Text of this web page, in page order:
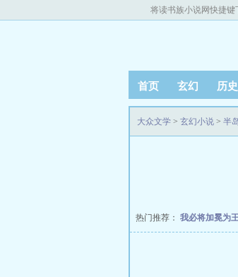
将读书族小说网快捷键
首页 玄幻 历
大众文学 > 玄幻小说 > 半
热门推荐： 我必将加冕为
《